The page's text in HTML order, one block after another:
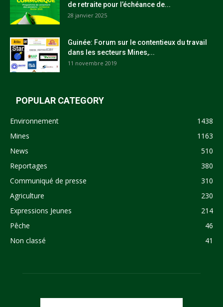
de retraite pour l’échéance de...
28 janvier 2025
Guinée: Forum sur le contentieux du travail
dans les secteurs Mines,...
11 novembre 2019
POPULAR CATEGORY
Environnement
1438
Mines
1163
News
510
Reportages
380
Communiqué de presse
310
Agriculture
230
Expressions Jeunes
214
Pêche
46
Non classé
41